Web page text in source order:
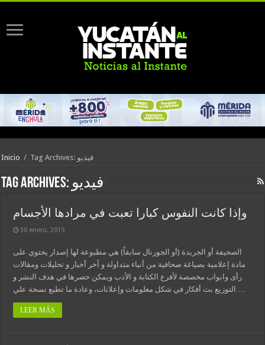
Inicio / Tag Archives: فيديو
Tag Archives: فيديو
وإذا كانت النفوس كبارا تعبت في مرادها الأجسام
30 enero, 2015
الصحيفة أو الجريدة (أو الجورنال سابقاً) هي مطبوعة لها إصدار يحتوي على
مادة إعلامية بصياغة صحافية من أنباء متداولة و آخر أخبار و تحليلات ومقالات
رأى وابواب مخصصة لأفرع الكتابة و الأدب ويمكن حصرها في هدف النشر و
التوزيع بث أفكار في شكل معلومات وإعلانات، وعادة ما تطبع نسخة علي …
LEER MÁS